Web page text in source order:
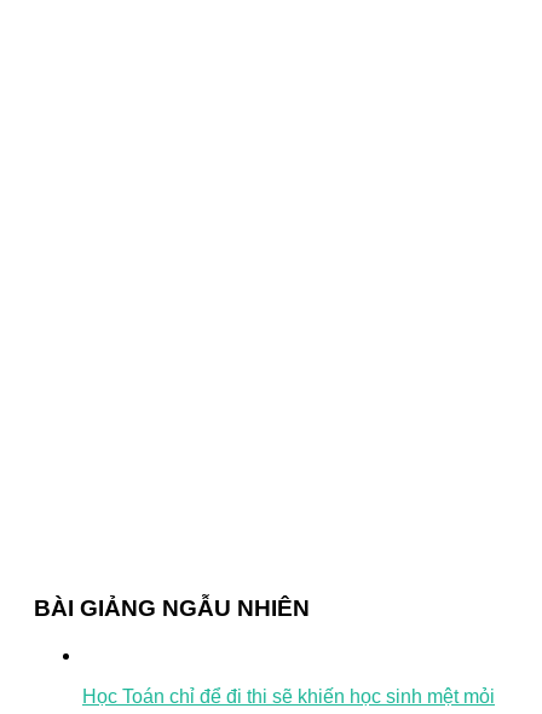
BÀI GIẢNG NGẪU NHIÊN
Học Toán chỉ để đi thi sẽ khiến học sinh mệt mỏi